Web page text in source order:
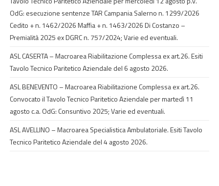
OdG: esecuzione sentenze TAR Campania Salerno n. 1299/2026
Cedito + n. 1462/2026 Maffia + n. 1463/2026 Di Costanzo –
Premialità 2025 ex DGRC n. 757/2024; Varie ed eventuali.
ASL CASERTA – Macroarea Riabilitazione Complessa ex art.26. Esiti
Tavolo Tecnico Paritetico Aziendale del 6 agosto 2026.
ASL BENEVENTO – Macroarea Riabilitazione Complessa ex art.26.
Convocato il Tavolo Tecnico Paritetico Aziendale per martedì 11
agosto c.a. OdG: Consuntivo 2025; Varie ed eventuali.
ASL AVELLINO – Macroarea Specialistica Ambulatoriale. Esiti Tavolo
Tecnico Paritetico Aziendale del 4 agosto 2026.